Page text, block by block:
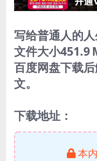
写给普通人的
文件大小451.9
百度网盘下载
文。
下载地址：
本